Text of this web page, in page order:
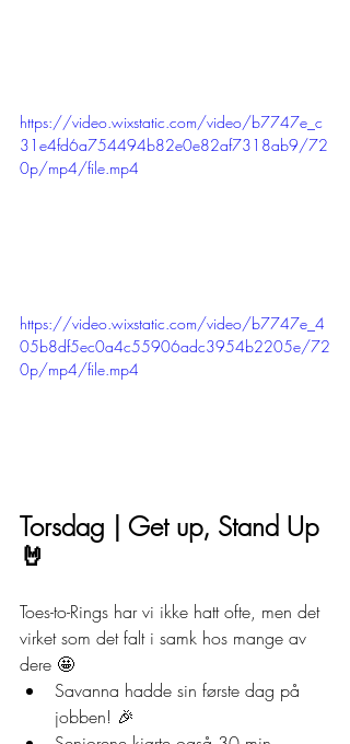
https://video.wixstatic.com/video/b7747e_c
31e4fd6a754494b82e0e82af7318ab9/72
0p/mp4/file.mp4
https://video.wixstatic.com/video/b7747e_4
05b8df5ec0a4c55906adc3954b2205e/72
0p/mp4/file.mp4
Torsdag | Get up, Stand Up
🤘
Toes-to-Rings har vi ikke hatt ofte, men det
virket som det falt i samk hos mange av
dere 🤩
Savanna hadde sin første dag på
jobben! 🎉